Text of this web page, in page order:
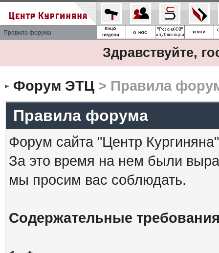
Правила форума
Здравствуйте,
Форум ЭТЦ> Правила
Правила форума
Форум сайта "Центр
За это время на нем были
мы просим вас соблюдать.
Содержательные